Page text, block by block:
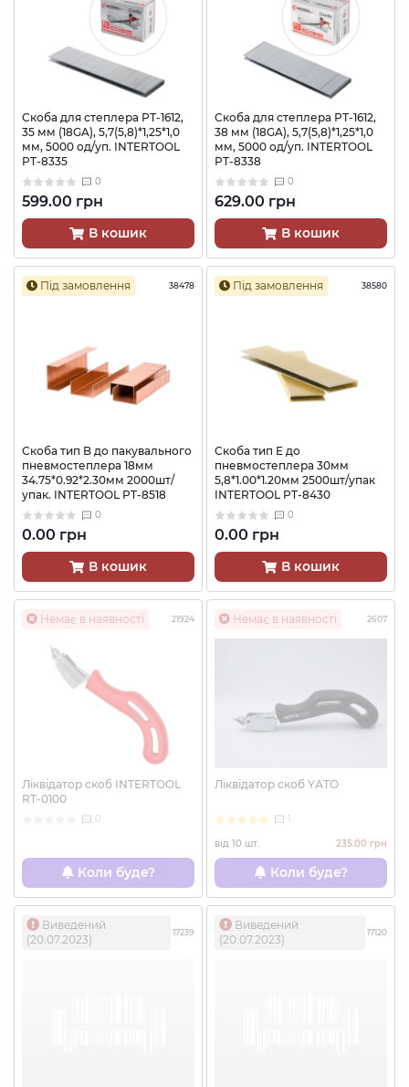
Скоба для степлера РТ-1612,
35 мм (18GA), 5,7(5,8)*1,25*1,0
мм, 5000 од/уп. INTERTOOL
PT-8335
0
599.00 грн
В кошик
Скоба для степлера РТ-1612,
38 мм (18GA), 5,7(5,8)*1,25*1,0
мм, 5000 од/уп. INTERTOOL
PT-8338
0
629.00 грн
В кошик
Під замовлення 38478
Скоба тип B до пакувального
пневмостеплера 18мм
34.75*0.92*2.30мм 2000шт/
упак. INTERTOOL PT-8518
0
0.00 грн
В кошик
Під замовлення 38580
Скоба тип E до
пневмостеплера 30мм
5,8*1.00*1.20мм 2500шт/упак
INTERTOOL PT-8430
0
0.00 грн
В кошик
Немає в наявності 21924
Ліквідатор скоб INTERTOOL
RT-0100
0
Коли буде?
Немає в наявності 2607
Ліквідатор скоб YАTО
1
від 10 шт. 235.00 грн
Коли буде?
Виведений
(20.07.2023)
17239
Виведений
(20.07.2023)
17120